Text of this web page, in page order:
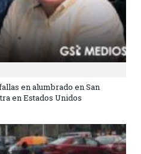
en alumbrado en San
en Estados Unidos